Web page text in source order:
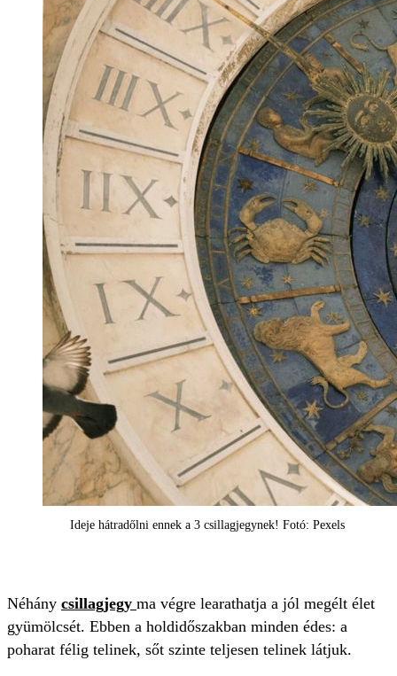
Ideje hátradőlni ennek a 3 csillagjegynek! Fotó: Pexels
Néhány csillagjegy ma végre learathatja a jól megélt élet
gyümölcsét. Ebben a holdidőszakban minden édes: a
poharat félig telinek, sőt szinte teljesen telinek látjuk.